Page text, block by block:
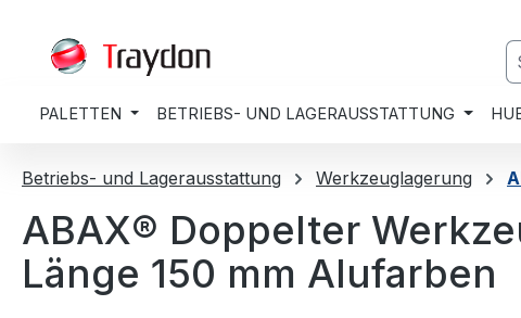
PALETTEN BETRIEBS- UND LAGERAUSSTATTUNG
Betriebs- und Lagerausstattung Werkzeuglagerung
ABAX® Doppelter
Länge 150 mm Alufarben